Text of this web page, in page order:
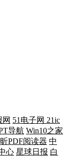
51电子网 21ic
导航 Win10之家
PDF阅读器 中
心 星球日报 白